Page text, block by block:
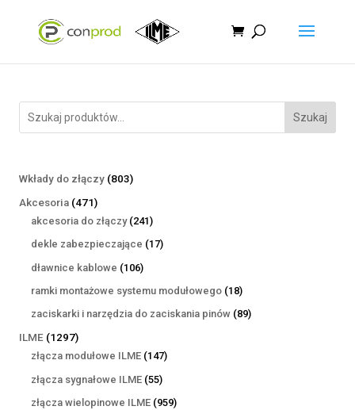
Szukaj
Wkłady do złączy 803803
Akcesoria 471471
produktów
akcesoria do złączy 241241
produktów
dekle zabezpieczające 1717
dławnice kablowe 106106
produktów
ramki montażowe systemu modułowego 1818
produktów
zaciskarki i narzędzia do zaciskania pinów 8989
ILME 12971297
produktów
złącza modułowe ILME 147147
złącza sygnałowe ILME 5555
produktów
złącza wielopinowe ILME 959959